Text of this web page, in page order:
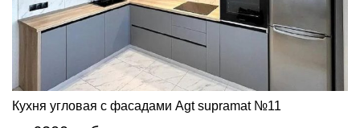
Кухня угловая с фасадами Agt supramat №11